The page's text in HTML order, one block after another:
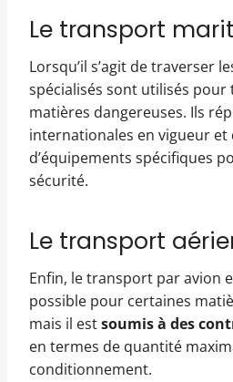
Le transport
Lorsqu’il s’agit de traverser
spécialisés sont utilisés
matières dangereuses. Ils
internationales en vigueur et
d’équipements spécifiques
sécurité.
Le transport
Enfin, le transport par avion
possible pour certaines
mais il estsoumis à des
en termes de quantité
conditionnement.